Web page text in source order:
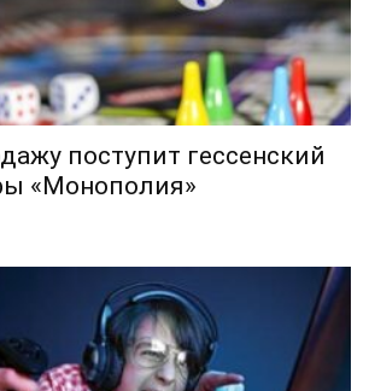
поступит гессенский
«Монополия»